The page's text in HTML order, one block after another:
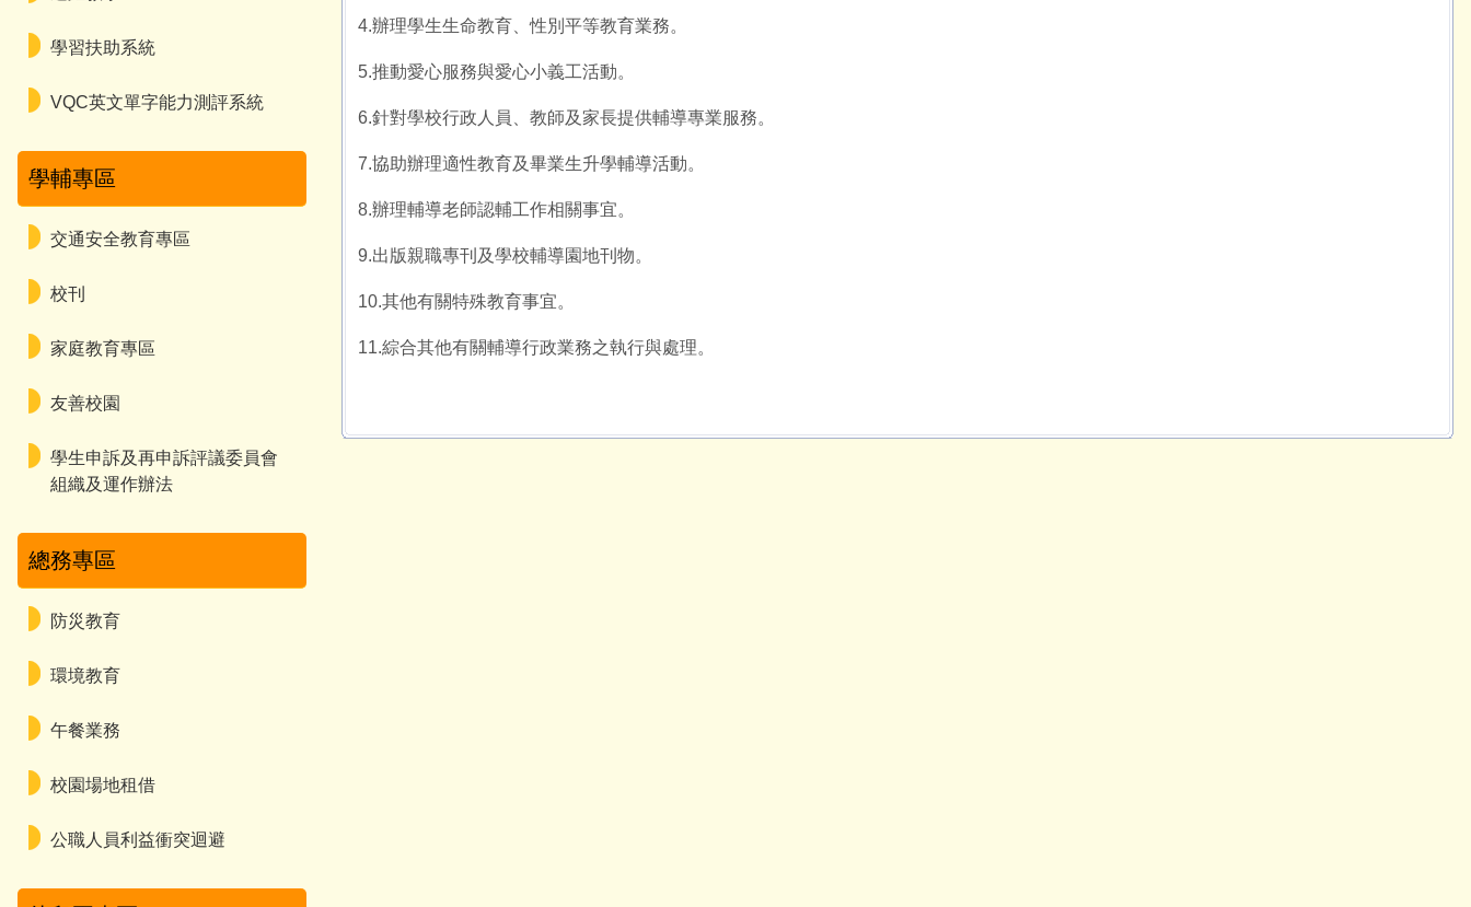
學習扶助系統
VQC英文單字能力測評系統
學輔專區
交通安全教育專區
校刊
家庭教育專區
友善校園
學生申訴及再申訴評議委員會
組織及運作辦法
總務專區
防災教育
環境教育
午餐業務
校園場地租借
公職人員利益衝突迴避
4.辦理學生生命教育、性別平等教育業務。
5.推動愛心服務與愛心小義工活動。
6.針對學校行政人員、教師及家長提供輔導專業服務。
7.協助辦理適性教育及畢業生升學輔導活動。
8.辦理輔導老師認輔工作相關事宜。
9.出版親職專刊及學校輔導園地刊物。
10.其他有關特殊教育事宜。
11.綜合其他有關輔導行政業務之執行與處理。